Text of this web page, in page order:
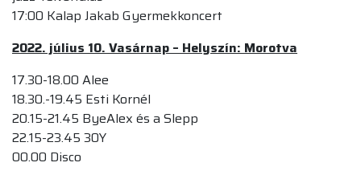
17:00 Kalap Jakab Gyermekkoncert
2022. július 10. Vasárnap – Helyszín: Morotva
17.30-18.00 Alee
18.30.-19.45 Esti Kornél
20.15-21.45 ByeAlex és a Slepp
22.15-23.45 30Y
00.00 Disco